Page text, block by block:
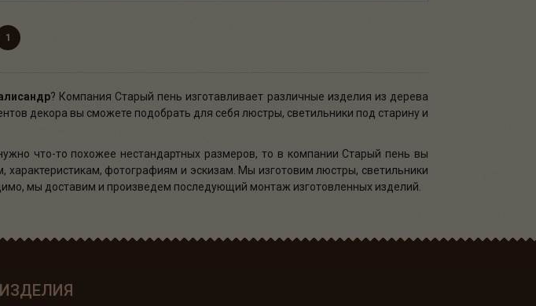
1
? Компания Старый пень изготавливает различные изделия из дерева
декора вы сможете подобрать для себя люстры, светильники под старину и
что-то похожее нестандартных размеров, то в компании Старый пень вы
фотографиям и эскизам. Мы изготовим люстры, светильники
мы доставим и произведем последующий монтаж изготовленных изделий.